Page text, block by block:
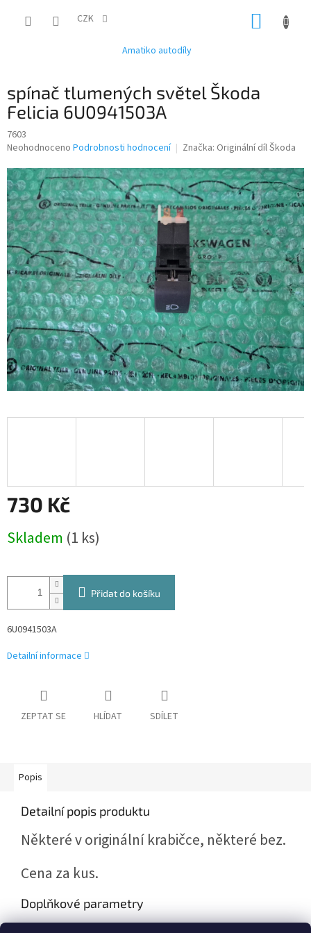
CZK
Amatiko autodíly
spínač tlumených světel Škoda
Felicia 6U0941503A
7603
Průměrné
produktu
je
0,0
z
5
hvězdiček.
Neohodnoceno Podrobnosti hodnocení Značka: Originální díl Škoda
730 Kč
cena:
Skladem (1 ks)
Přidat do košíku
6U0941503A
Detailní informace
ZEPTAT SE HLÍDAT SDÍLET
Popis
Detailní popis produktu
Některé v originální krabičce, některé bez.
Cena za kus.
Doplňkové parametry